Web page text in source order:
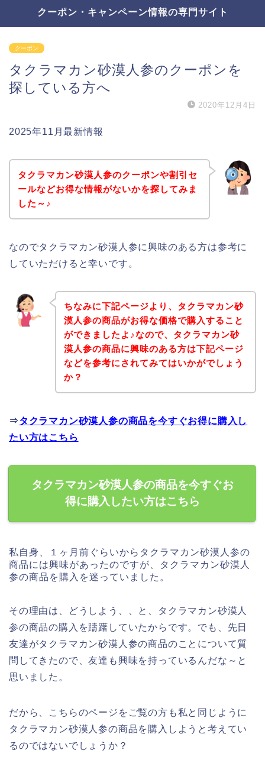
クーポン・キャンペーン情報の専門サイト
クーポン
タクラマカン砂漠人参のクーポンを
探している方へ
2020年12月4日
2025年11月最新情報
タクラマカン砂漠人参のクーポンや割引セ
ールなどお得な情報がないかを探してみま
した～♪
なのでタクラマカン砂漠人参に興味のある方は参考に
していただけると幸いです。
ちなみに下記ページより、タクラマカン砂
漠人参の商品がお得な価格で購入すること
ができましたよ♪なので、タクラマカン砂
漠人参の商品に興味のある方は下記ページ
などを参考にされてみてはいかがでしょう
か？
⇒タクラマカン砂漠人参の商品を今すぐお得に購入し
たい方はこちら
タクラマカン砂漠人参の商品を今すぐお
得に購入したい方はこちら
私自身、１ヶ月前ぐらいからタクラマカン砂漠人参の
商品には興味があったのですが、タクラマカン砂漠人
参の商品を購入を迷っていました。
その理由は、どうしよう、、と、タクラマカン砂漠人
参の商品の購入を躊躇していたからです。でも、先日
友達がタクラマカン砂漠人参の商品のことについて質
問してきたので、友達も興味を持っているんだな～と
思いました。
だから、こちらのページをご覧の方も私と同じように
タクラマカン砂漠人参の商品を購入しようと考えてい
るのではないでしょうか？